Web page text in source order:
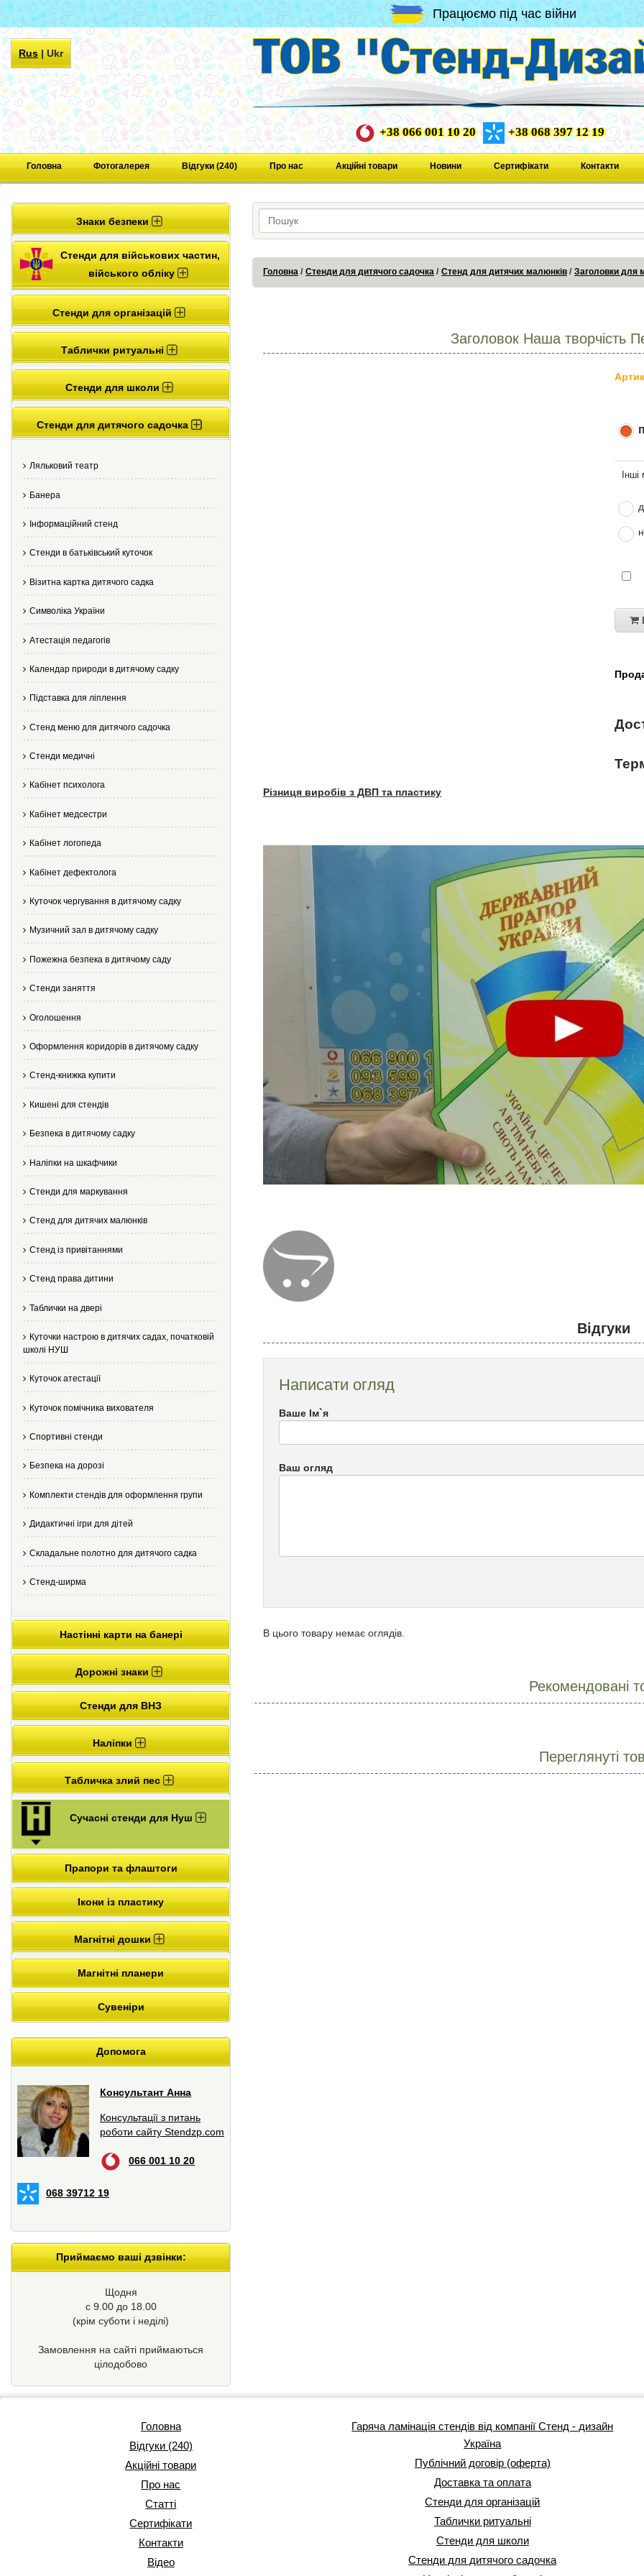
Працюємо під час війни
Rus|Ukr
+38 066 001 10 20 +38 068 397 12 19
Головна Фотогалерея Відгуки (240) Про нас Акційні товари Новини Сертифікати Контакти
Знаки безпеки
Стенди для військових частин,
війського обліку
Стенди для організацій
Таблички ритуальні
Стенди для школи
Стенди для дитячого садочка
Ляльковий театр
Банера
Інформаційний стенд
Стенди в батьківський куточок
Візитна картка дитячого садка
Cимволіка України
Атестація педагогів
Календар природи в дитячому садку
Підставка для ліплення
Стенд меню для дитячого садочка
Стенди медичні
Кабінет психолога
Кабінет медсестри
Кабінет логопеда
Кабінет дефектолога
Куточок чергування в дитячому садку
Музичний зал в дитячому садку
Пожежна безпека в дитячому саду
Стенди заняття
Оголошення
Оформлення коридорів в дитячому садку
Стенд-книжка купити
Кишені для стендів
Безпека в дитячому садку
Наліпки на шкафчики
Стенди для маркування
Стенд для дитячих малюнків
Стенд із привітаннями
Стенд права дитини
Таблички на двері
Куточки настрою в дитячих садах, початковій
школі НУШ
Куточок атестації
Куточок помічника вихователя
Спортивні стенди
Безпека на дорозі
Комплекти стендів для оформлення групи
Дидактичні ігри для дітей
Складальне полотно для дитячого садка
Стенд-ширма
Настінні карти на банері
Дорожні знаки
Стенди для ВНЗ
Наліпки
Табличка злий пес
Сучасні стенди для Нуш
Прапори та флаштоги
Ікони із пластику
Магнітні дошки
Магнітні планери
Сувеніри
Допомога
Консультант Анна
Консультації з питань
роботи сайту Stendzp.com
066 001 10 20
068 39712 19
Приймаємо ваші дзвінки:
Щодня
с 9.00 до 18.00
(крім суботи і неділі)
Замовлення на сайті приймаються
цілодобово
Головна Стенди для дитячого садочка Стенд для дитячих малюнків Заголовки для
Заголовок Наша творчість
Різниця виробів з ДВП та пластику
Відгуки
Написати огляд
Ваше Ім`я
Ваш огляд
В цього товару немає оглядів.
Рекомендовані
Переглянуті
Головна
Відгуки (240)
Акційні товари
Про нас
Статті
Сертифікати
Контакти
Відео
Гаряча ламінація стендів від компанії Стенд - дизайн
Україна
Публічний договір (оферта)
Доставка та оплата
Стенди для організацій
Таблички ритуальні
Стенди для школи
Стенди для дитячого садочка